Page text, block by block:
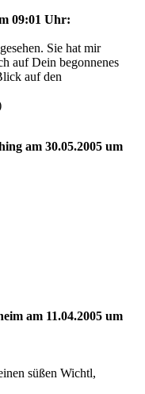
09:01 Uhr:
Sie hat mir
auf Dein begonnenes
auf den
am 30.05.2005 um
am 11.04.2005 um
süßen Wichtl,